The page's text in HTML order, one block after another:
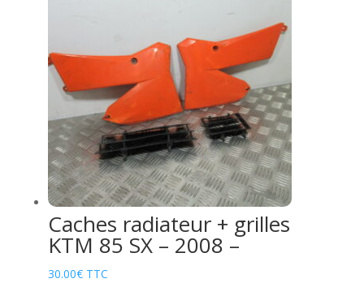
Caches radiateur + grilles
KTM 85 SX – 2008 –
30.00€ TTC